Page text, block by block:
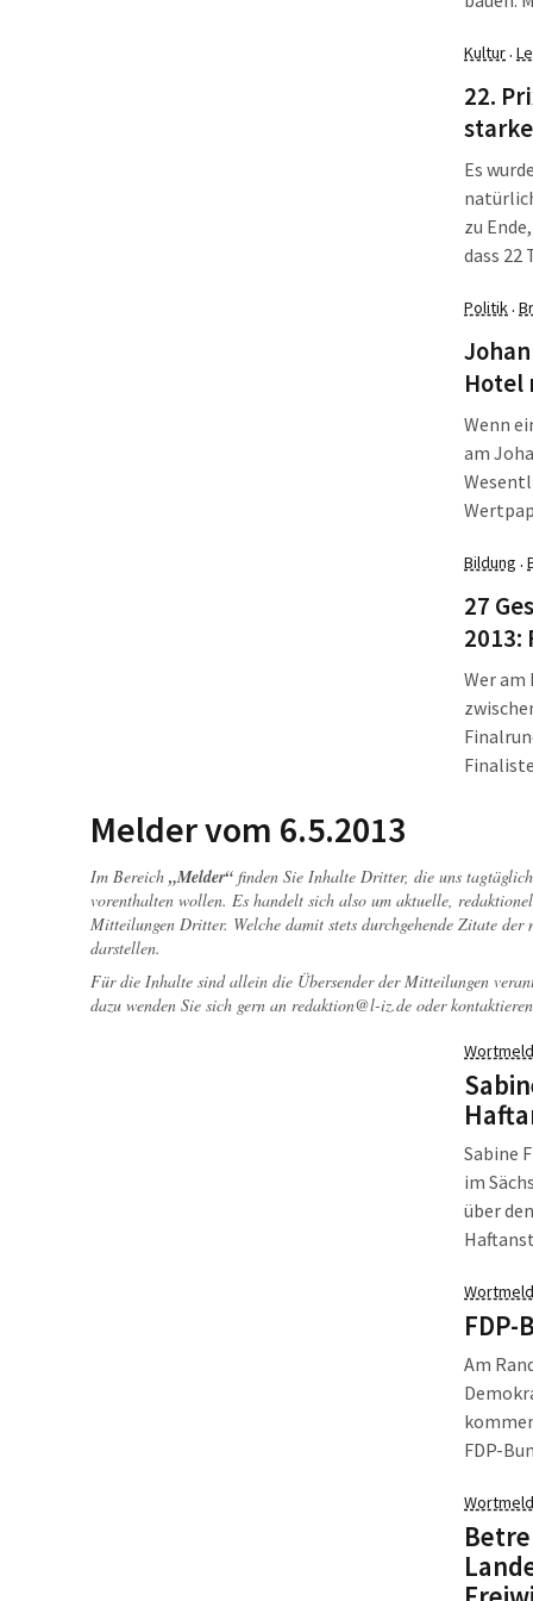
in der
Kultur·
22.
Es
zu
dass 22
Politik·
Hotel
Wenn
am
lassen
Bildung ·
27
2013:
Wer am
Melder vom 6.5.2013
Im Bereich „Melder“ finden Sie Inhalte Dritter, die uns
vorenthalten wollen. Es handelt sich also um aktuelle,
Mitteilungen Dritter. Welche damit stets durchgehende Zitate
darstellen.
Für die Inhalte sind allein die Übersender der Mitteilungen
dazu wenden Sie sich gern an redaktion@l-iz.de oder
Sabine
im
über
Am
FDP-
in